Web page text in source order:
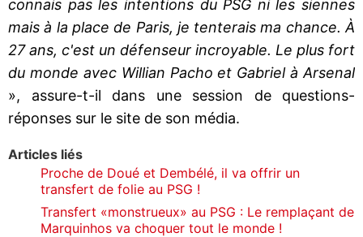
connais pas les intentions du PSG ni les siennes
mais à la place de Paris, je tenterais ma chance. À
27 ans, c'est un défenseur incroyable. Le plus fort
du monde avec Willian Pacho et Gabriel à Arsenal
», assure-t-il dans une session de questions-
réponses sur le site de son média.
Articles liés
Proche de Doué et Dembélé, il va offrir un
transfert de folie au PSG !
Transfert «monstrueux» au PSG : Le remplaçant de
Marquinhos va choquer tout le monde !